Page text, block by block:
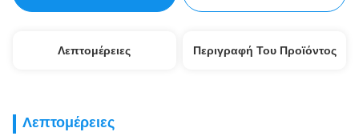
Λεπτομέρειες Περιγραφή Του Προϊόντος
Λεπτομέρειες